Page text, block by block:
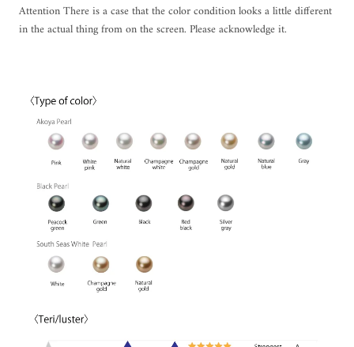
Attention There is a case that the color condition looks a little different
in the actual thing from on the screen. Please acknowledge it.